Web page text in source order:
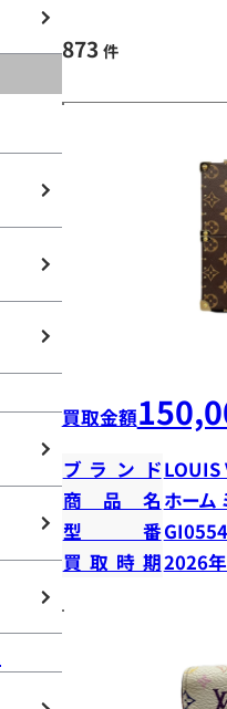
873 件
買取金額
ブランドLOUIS
商品名 ホーム
型番GI0554
買取時期2026